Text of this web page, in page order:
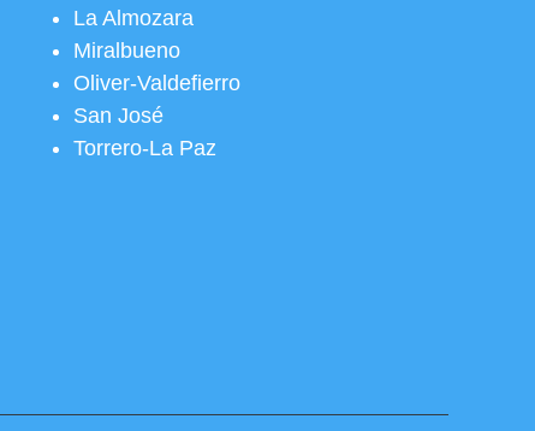
La Almozara
Miralbueno
Oliver-Valdefierro
San José
Torrero-La Paz